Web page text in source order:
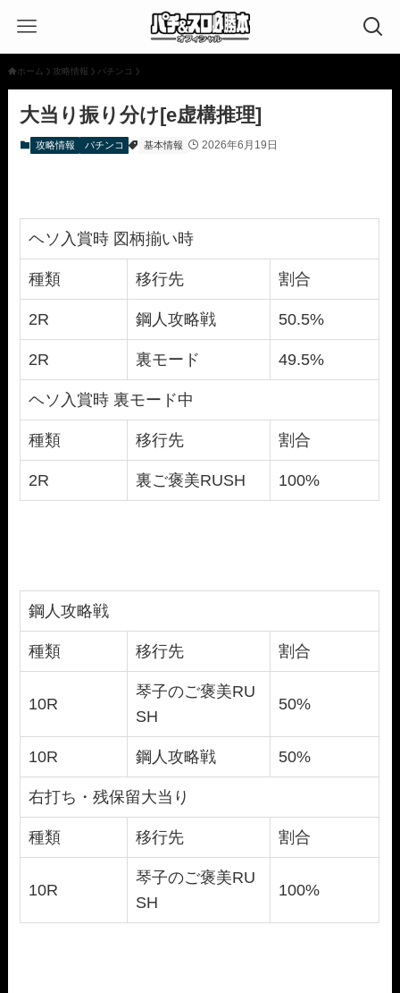
ホーム 攻略情報 パチンコ
大当り振り分け[e虚構推理]
攻略情報 パチンコ 基本情報 2026年6月19日
ヘソ入賞時 図柄揃い時
種類 移行先 割合
2R 鋼人攻略戦 50.5%
2R 裏モード 49.5%
ヘソ入賞時 裏モード中
種類 移行先 割合
2R 裏ご褒美RUSH 100%
鋼人攻略戦
種類 移行先 割合
10R
琴子のご褒美RU
SH
50%
10R 鋼人攻略戦 50%
右打ち・残保留大当り
種類 移行先 割合
10R
琴子のご褒美RU
SH
100%